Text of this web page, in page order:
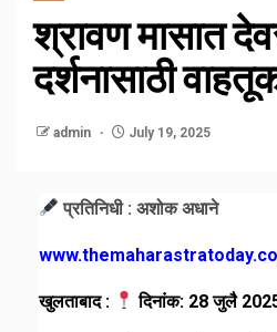
श्रावण मासात
दर्शनासाठी
admin July 19, 2025
प्रतिनिधी : अशोक अधाने
खुलताबाद : दिनांक: 28 जुलै